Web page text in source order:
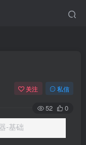
关注 私信
52 0
-基础